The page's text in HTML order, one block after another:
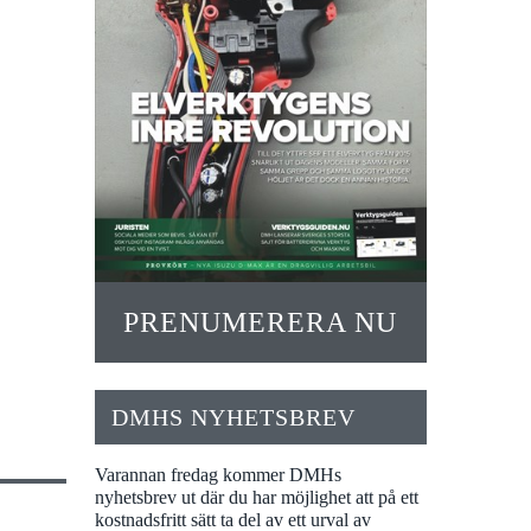
PRENUMERERA NU
DMHS NYHETSBREV
Varannan fredag kommer DMHs
nyhetsbrev ut där du har möjlighet att på ett
kostnadsfritt sätt ta del av ett urval av